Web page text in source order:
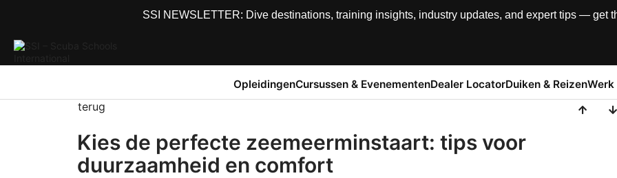
SSI NEWSLETTER: Dive destinations, training insights, industry updates, and expert tips — get
OpleidingenCursussen & EvenementenDealer LocatorDuiken & ReizenWerk
terug
Kies de perfecte zeemeerminstaart: tips voor
duurzaamheid en comfort